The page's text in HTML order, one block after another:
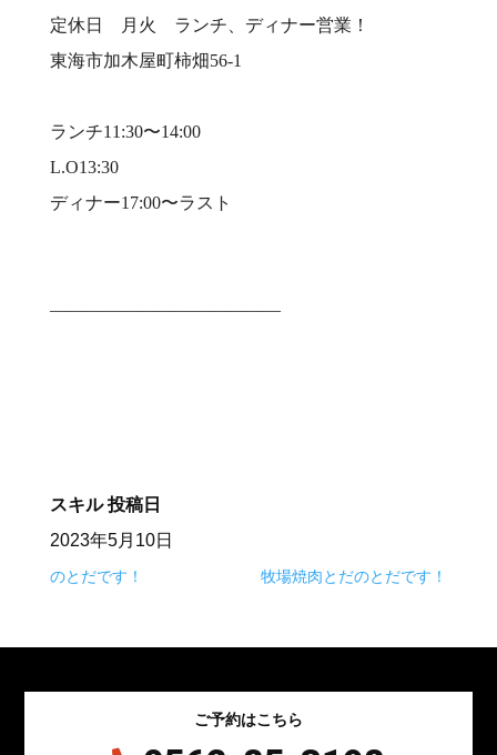
定休日 月火 ランチ、ディナー営業！⠀
東海市加木屋町柿畑56-1⠀
ランチ11:30〜14:00⠀
L.O13:30⠀
ディナー17:00〜ラスト⠀
—————————————⠀
スキル 投稿日
2023年5月10日
のとだです！ 牧場焼肉とだのとだです！
ご予約はこちら